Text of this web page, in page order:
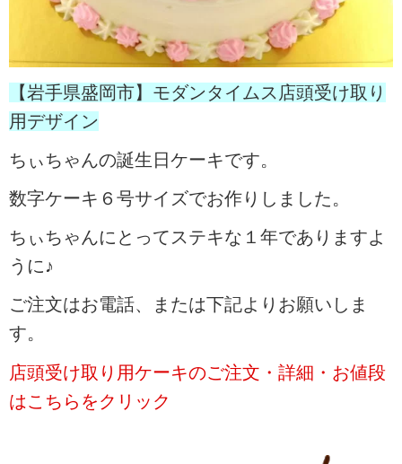
【岩手県盛岡市】モダンタイムス店頭受け取り
用デザイン
ちぃちゃんの誕生日ケーキです。
数字ケーキ６号サイズでお作りしました。
ちぃちゃんにとってステキな１年でありますよ
うに♪
ご注文はお電話、または下記よりお願いしま
す。
店頭受け取り用ケーキのご注文・詳細・お値段
はこちらをクリック